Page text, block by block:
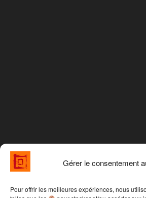
Gérer le consentement
Pour offrir les meilleures expériences, nous